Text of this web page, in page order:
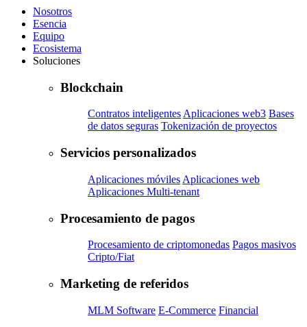
Nosotros
Esencia
Equipo
Ecosistema
Soluciones
Blockchain
Contratos inteligentesAplicaciones web3 Bases
de datos seguras Tokenización de proyectos
Servicios personalizados
Aplicaciones móviles Aplicaciones web
Aplicaciones Multi-tenant
Procesamiento de pagos
Procesamiento de criptomonedas Pagos masivos
Cripto/Fiat
Marketing de referidos
MLM Software E-Commerce Financial